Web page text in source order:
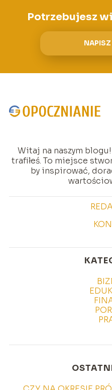
Potrzebujesz
Witaj na naszym
trafiłeś. To miejsce
by inspirować,